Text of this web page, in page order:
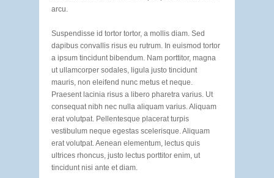
arcu.
Suspendisse id tortor tortor, a mollis diam. Sed
dapibus convallis risus eu rutrum. In euismod tortor
a ipsum tincidunt bibendum. Nam porttitor, magna
ut ullamcorper sodales, ligula justo tincidunt
mauris, non eleifend nunc metus et neque.
Praesent lacinia risus a libero pharetra varius. Ut
consequat nibh nec nulla aliquam varius. Aliquam
erat volutpat. Pellentesque placerat turpis
vestibulum neque egestas scelerisque. Aliquam
erat volutpat. Aenean elementum, lectus quis
ultrices rhoncus, justo lectus porttitor enim, ut
tincidunt nisi ante et diam.